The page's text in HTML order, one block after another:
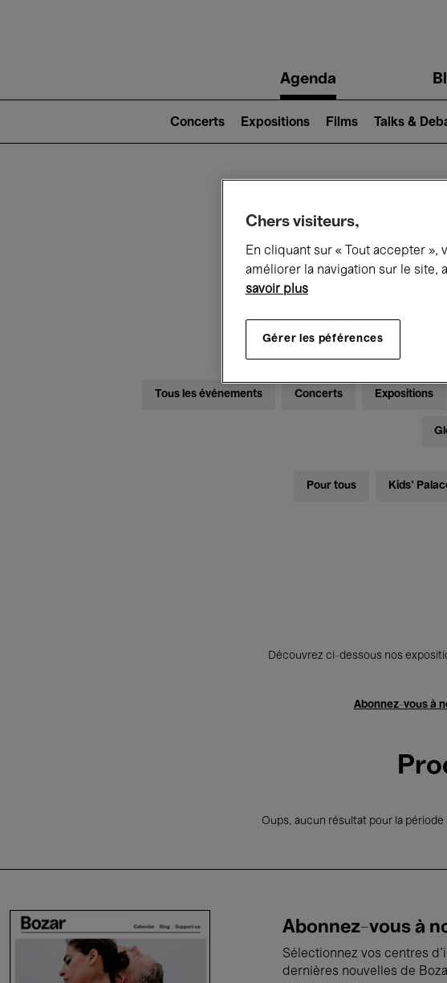
navigationAgenda
2)
Concerts Expositions Films Talks &
Ce qui
Tous les événements Concerts Expositions
Pour tous Kids’
Découvrez ci-dessous nos
Abonnez-vous à
Oups, aucun résultat pour la
Abonnez-vous à
Sélectionnez vos centres
dernières nouvelles de
Chers visiteurs,
En cliquant sur « Tout accepter
améliorer la navigation sur le site,
savoir plus
Gérer les péférences